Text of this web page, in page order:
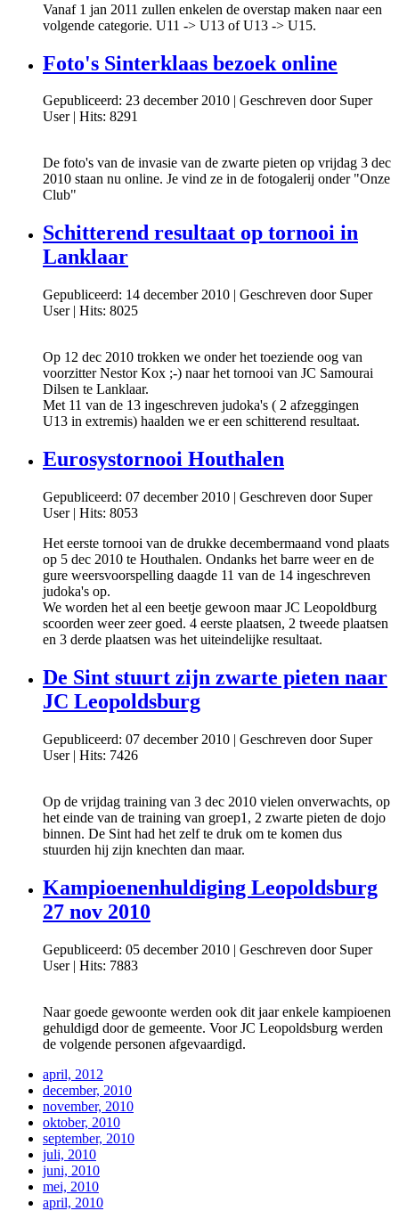
Vanaf 1 jan 2011 zullen enkelen de overstap maken naar een
volgende categorie. U11 -> U13 of U13 -> U15.
Foto's Sinterklaas bezoek online
Gepubliceerd: 23 december 2010 | Geschreven door Super
User| Hits: 8291
De foto's van de invasie van de zwarte pieten op vrijdag 3 dec
2010 staan nu online. Je vind ze in de fotogalerij onder "Onze
Club"
Schitterend resultaat op tornooi in
Lanklaar
Gepubliceerd: 14 december 2010 | Geschreven door Super
User| Hits: 8025
Op 12 dec 2010 trokken we onder het toeziende oog van
voorzitter Nestor Kox ;-) naar het tornooi van JC Samourai
Dilsen te Lanklaar.
Met 11 van de 13 ingeschreven judoka's ( 2 afzeggingen
U13 in extremis) haalden we er een schitterend resultaat.
Eurosystornooi Houthalen
Gepubliceerd: 07 december 2010 | Geschreven door Super
User| Hits: 8053
Het eerste tornooi van de drukke decembermaand vond plaats
op 5 dec 2010 te Houthalen. Ondanks het barre weer en de
gure weersvoorspelling daagde 11 van de 14 ingeschreven
judoka's op.
We worden het al een beetje gewoon maar JC Leopoldburg
scoorden weer zeer goed. 4 eerste plaatsen, 2 tweede plaatsen
en 3 derde plaatsen was het uiteindelijke resultaat.
De Sint stuurt zijn zwarte pieten naar
JC Leopoldsburg
Gepubliceerd: 07 december 2010 | Geschreven door Super
User| Hits: 7426
Op de vrijdag training van 3 dec 2010 vielen onverwachts, op
het einde van de training van groep1, 2 zwarte pieten de dojo
binnen. De Sint had het zelf te druk om te komen dus
stuurden hij zijn knechten dan maar.
Kampioenenhuldiging Leopoldsburg
27 nov 2010
Gepubliceerd: 05 december 2010 | Geschreven door Super
User| Hits: 7883
Naar goede gewoonte werden ook dit jaar enkele kampioenen
gehuldigd door de gemeente. Voor JC Leopoldsburg werden
de volgende personen afgevaardigd.
april, 2012
december, 2010
november, 2010
oktober, 2010
september, 2010
juli, 2010
juni, 2010
mei, 2010
april, 2010